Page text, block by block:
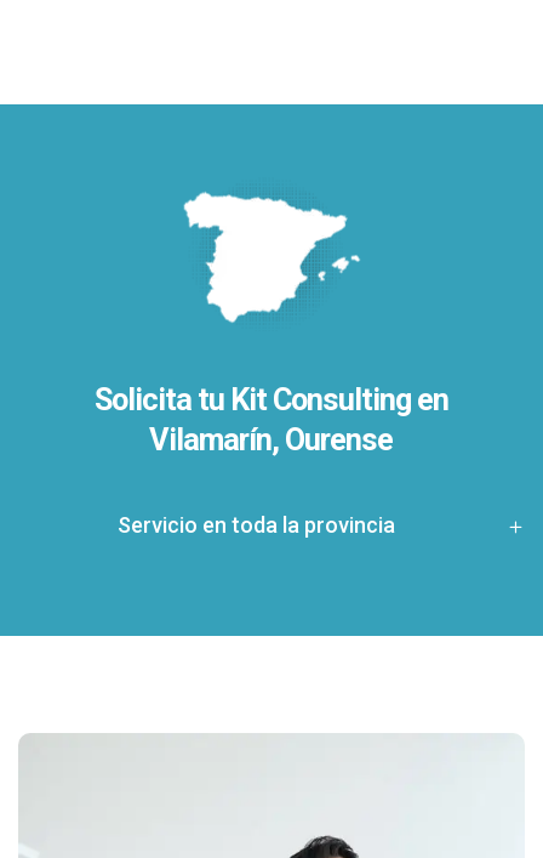
Solicita tu Kit Consulting en
Vilamarín, Ourense
Servicio en toda la provincia